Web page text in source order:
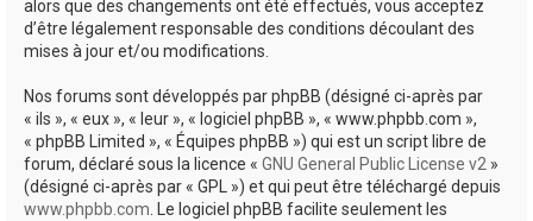
alors que des changements ont été effectués, vous acceptez
d’être légalement responsable des conditions découlant des
mises à jour et/ou modifications.
Nos forums sont développés par phpBB (désigné ci-après par
« ils », « eux », « leur », « logiciel phpBB », « www.phpbb.com »,
« phpBB Limited », « Équipes phpBB ») qui est un script libre de
forum, déclaré sous la licence « GNU General Public License v2 »
(désigné ci-après par « GPL ») et qui peut être téléchargé depuis
www.phpbb.com. Le logiciel phpBB facilite seulement les